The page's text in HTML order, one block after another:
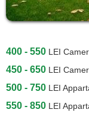
400 - 550 LEI
450 - 650 LEI
500 - 750 LEI
550 - 850 LEI